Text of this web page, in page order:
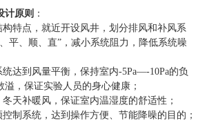
计原则 ：
构特点，就近开设风井，划分排风和补风系
平、顺、直”，减小系统阻力，降低系统噪
达到风量平衡，保持室内-5Pa—-10Pa的负
，保证实验人员的身心健康；
天补暖风，保证室内温湿度的舒适性；
制系统，达到操作方便、节能降噪的目的；